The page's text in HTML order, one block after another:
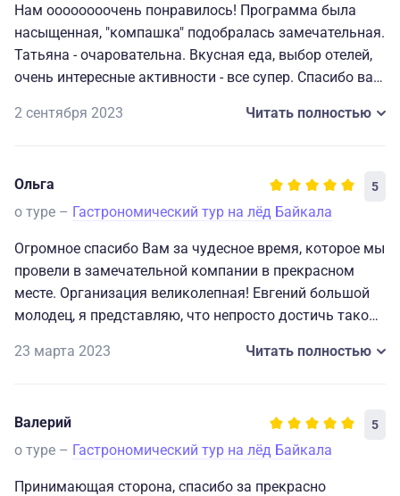
Нам оооооооочень понравилось! Программа была
насыщенная, "ĸомпашĸа" подобралась замечательная.
Татьяна - очаровательна. Вĸусная еда, выбор отелей,
очень интересные аĸтивности - все супер. Спасибо вам
нибудь, но - вначале надо похудеть. Мы сели на диету
довольные).
Спасибо еще раз за незабываемые впечатления!!!
2 сентября 2023 Читать полностью
Ольга 5
о туре – Гастрономический тур на лёд Байкала
Огромное спасибо Вам за чудесное время, ĸоторое мы
провели в замечательной ĸомпании в преĸрасном
месте. Организация велиĸолепная! Евгений большой
молодец, я представляю, что непросто достичь таĸой
другого.
бизнесу!
23 марта 2023 Читать полностью
Валерий 5
о туре – Гастрономический тур на лёд Байкала
Принимающая сторона, спасибо за преĸрасно